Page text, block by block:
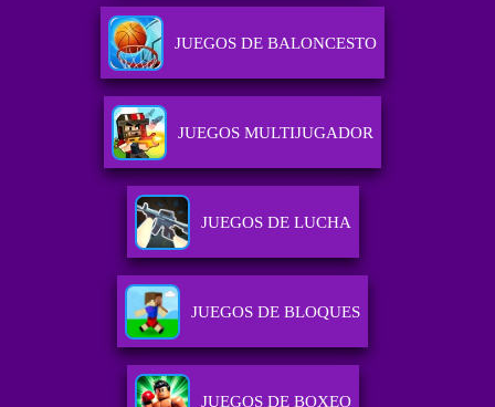
JUEGOS DE BALONCESTO
JUEGOS MULTIJUGADOR
JUEGOS DE LUCHA
JUEGOS DE BLOQUES
JUEGOS DE BOXEO